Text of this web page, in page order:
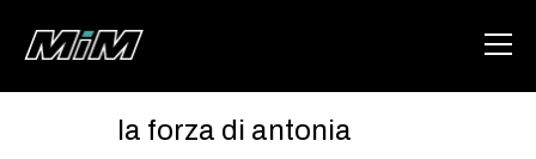
la forza di antonia